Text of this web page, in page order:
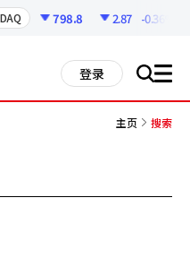
798.8 2.87 -0.36%
登录 搜 all
主页 搜索